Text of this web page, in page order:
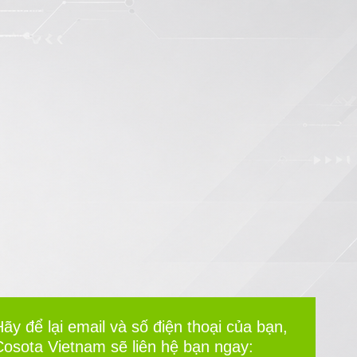
để lại email và số điện thoại của bạn,
Vietnam sẽ liên hệ bạn ngay: